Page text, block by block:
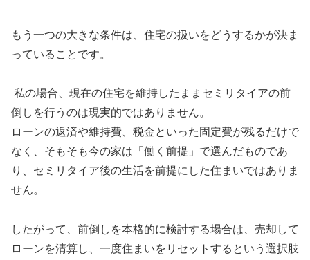
もう一つの大きな条件は、住宅の扱いをどうするかが決ま
っていることです。
私の場合、現在の住宅を維持したままセミリタイアの前
倒しを行うのは現実的ではありません。
ローンの返済や維持費、税金といった固定費が残るだけで
なく、そもそも今の家は「働く前提」で選んだものであ
り、セミリタイア後の生活を前提にした住まいではありま
せん。
したがって、前倒しを本格的に検討する場合は、売却して
ローンを清算し、一度住まいをリセットするという選択肢